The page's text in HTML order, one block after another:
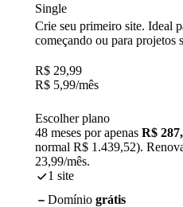
Single
Crie seu primeiro site. Ideal
começando ou para projetos
R$ 29,99
R$ 5,99/mês
Escolher plano
48 meses por apenas R$
normal R$ 1.439,52).
23,99/mês.
1 site
Domínio grátis